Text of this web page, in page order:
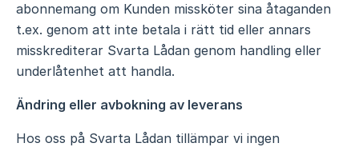
abonnemang om Kunden missköter sina åtaganden
t.ex. genom att inte betala i rätt tid eller annars
misskrediterar Svarta Lådan genom handling eller
underlåtenhet att handla.
Ändring eller avbokning av leverans
Hos oss på Svarta Lådan tillämpar vi ingen